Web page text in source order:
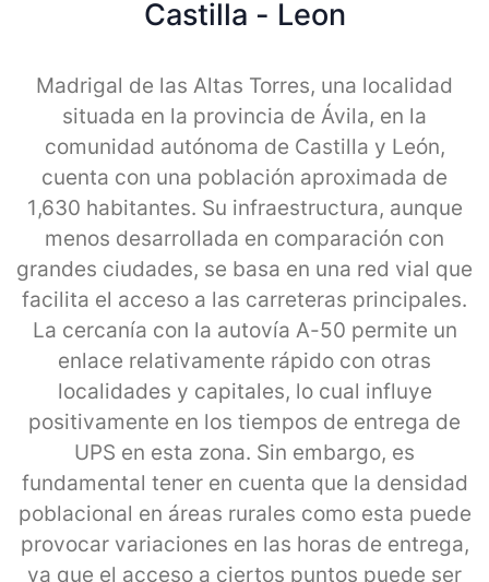
Castilla - Leon
Madrigal de las Altas Torres, una localidad
situada en la provincia de Ávila, en la
comunidad autónoma de Castilla y León,
cuenta con una población aproximada de
1,630 habitantes. Su infraestructura, aunque
menos desarrollada en comparación con
grandes ciudades, se basa en una red vial que
facilita el acceso a las carreteras principales.
La cercanía con la autovía A-50 permite un
enlace relativamente rápido con otras
localidades y capitales, lo cual influye
positivamente en los tiempos de entrega de
UPS en esta zona. Sin embargo, es
fundamental tener en cuenta que la densidad
poblacional en áreas rurales como esta puede
provocar variaciones en las horas de entrega,
ya que el acceso a ciertos puntos puede ser